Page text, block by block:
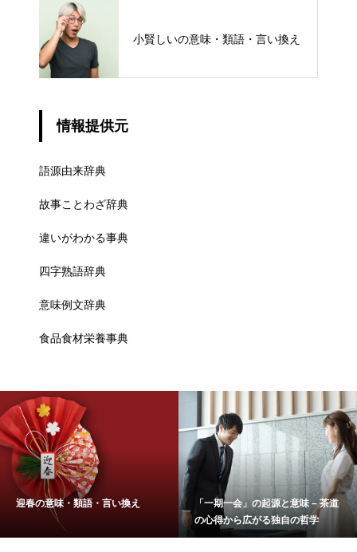
小賢しいの意味・類語・言い換え
情報提供元
語源由来辞典
故事ことわざ辞典
違いがわかる事典
四字熟語辞典
意味例文辞典
食品食材栄養事典
迎春の意味・類語・言い換え
「一期一会」の起源と意味 – 茶道
の心得から広がる独自の哲学